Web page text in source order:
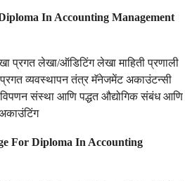
In Accounting Management
प्रगत लेखा/ऑडिटिंग लेखा माहिती प्रणाली
व्यवस्थापन तंत्र मॅनेजमेंट अकाउंटन्सी
संस्था आणि पद्धत औद्योगिक संबंध आणि
For Diploma In Accounting